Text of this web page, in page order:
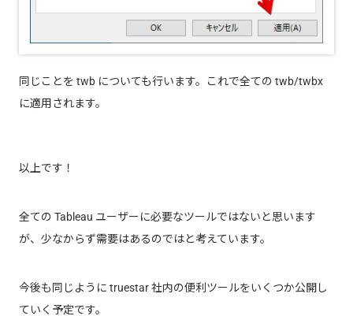
同じことを twb についても行います。これで全ての twb/twbx
に適用されます。
以上です！
全ての Tableau ユーザーに必要なツールではないと思います
が、少なからず需要はあるのではと考えています。
今後も同じように truestar 社内の便利ツールをいくつか公開し
ていく予定です。